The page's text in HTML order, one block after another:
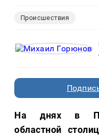
Происшествия
На днях в
областной